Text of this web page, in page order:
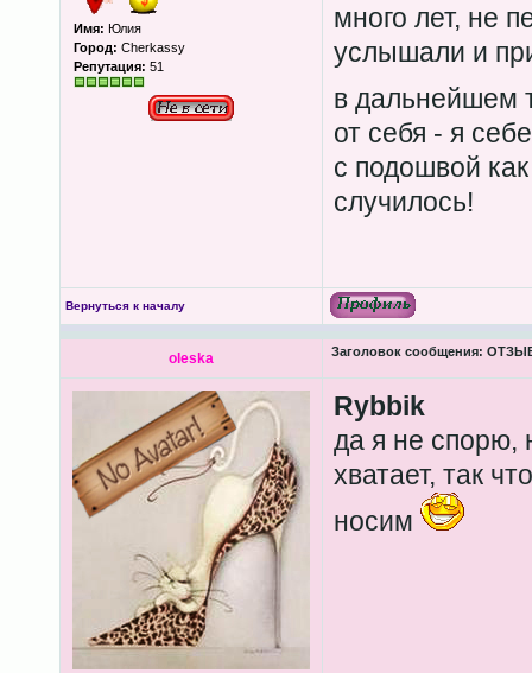
Имя: Юлия
Город: Cherkassy
Репутация: 51
много лет, не
услышали и
в дальнейшем
от себя - я
с подошвой
случилось!
Вернуться к началу
oleska Заголовок сообщения:
Rybbik
да я не спорю,
хватает, так
носим